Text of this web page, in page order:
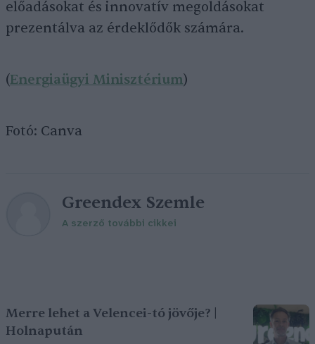
előadásokat és innovatív megoldásokat
prezentálva az érdeklődők számára.
(Energiaügyi Minisztérium)
Fotó: Canva
Greendex Szemle
A szerző további cikkei
Merre lehet a Velencei-tó jövője? |
Holnapután